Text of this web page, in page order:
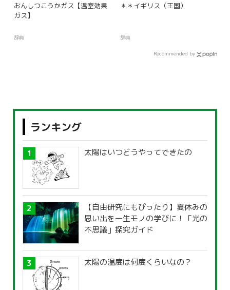
おんしつこうかガス【温室効果
ガス】
辞典
＊＊イギリス（王国）
辞典
Recommended by
ランキング
太陽はいつどうやってできたの
【自由研究にもぴったり】夏休みの
思い出を一生モノの学びに！「光の
不思議」探究ガイド
太陽の温度は何度くらいなの？